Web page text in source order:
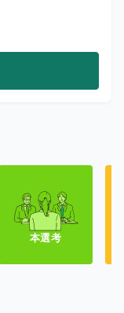
本選考